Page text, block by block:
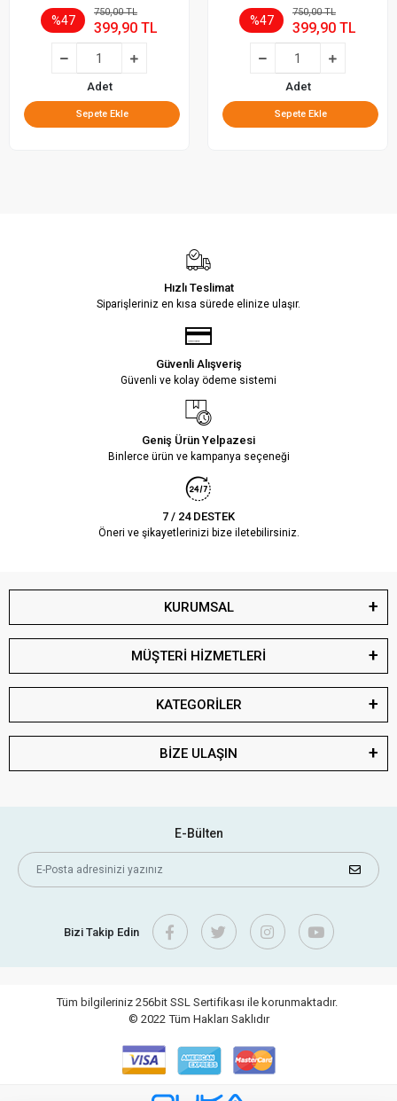
%47
750,00 TL
399,90 TL
Adet
Sepete Ekle
%47
750,00 TL
399,90 TL
Adet
Sepete Ekle
Hızlı Teslimat
Siparişleriniz en kısa sürede elinize ulaşır.
Güvenli Alışveriş
Güvenli ve kolay ödeme sistemi
Geniş Ürün Yelpazesi
Binlerce ürün ve kampanya seçeneği
7 / 24 DESTEK
Öneri ve şikayetlerinizi bize iletebilirsiniz.
KURUMSAL
MÜŞTERİ HİZMETLERİ
KATEGORİLER
BİZE ULAŞIN
E-Bülten
Bizi Takip Edin
Tüm bilgileriniz 256bit SSL Sertifikası ile korunmaktadır.
© 2022 Tüm Hakları Saklıdır